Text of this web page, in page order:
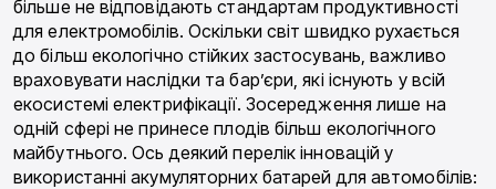
більше не відповідають стандартам про­дуктивності
для електромобілів. Оскільки світ швид­ко рухається
до більш екологічно стійких застосу­вань, важливо
враховувати наслідки та бар’єри, які існують у всій
екосистемі електрифікації. Зосеред­ження лише на
одній сфері не принесе плодів більш екологічного
майбутнього. Ось деякий перелік інно­вацій у
використанні акумуляторних батарей для ав­томобілів: